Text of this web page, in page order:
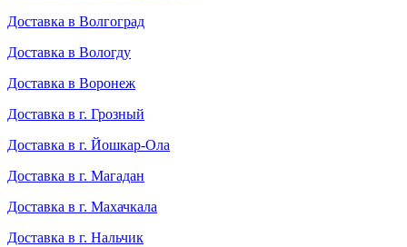
Доставка в Волгоград
Доставка в Вологду
Доставка в Воронеж
Доставка в г. Грозный
Доставка в г. Йошкар-Ола
Доставка в г. Магадан
Доставка в г. Махачкала
Доставка в г. Нальчик